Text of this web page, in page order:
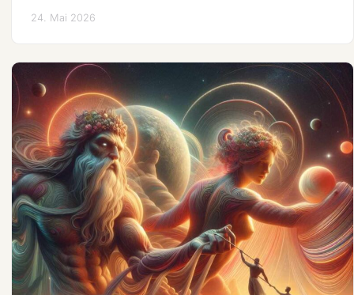
24. Mai 2026